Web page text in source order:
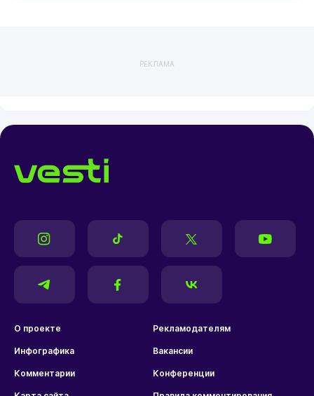
РЕКЛАМА
О проекте Рекламодателям
Инфографика Вакансии
Комментарии Конференции